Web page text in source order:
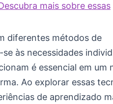
mais sobre essas
diferentes métodos de
às necessidades
é essencial em um
Ao explorar essas
de aprendizado